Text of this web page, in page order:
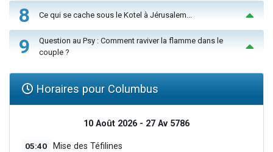
8 Ce qui se cache sous le Kotel à Jérusalem...
9
Question au Psy : Comment raviver la flamme dans le
couple ?
Horaires pour Columbus
10 Août 2026 - 27 Av 5786
05:40 Mise des Téfilines